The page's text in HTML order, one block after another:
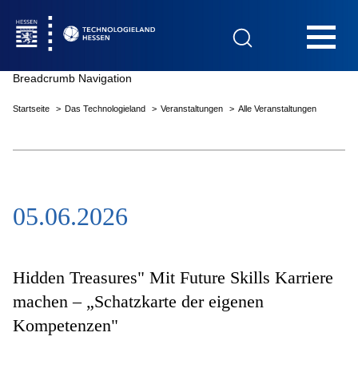
Das Technologieland
Innovationsfelder
Beratung & Förderung
Breadcrumb Navigation
Startseite Das Technologieland Veranstaltungen Alle Veranstaltungen
05.06.2026
Hidden Treasures" Mit Future Skills Karriere
machen – „Schatzkarte der eigenen
Kompetenzen"